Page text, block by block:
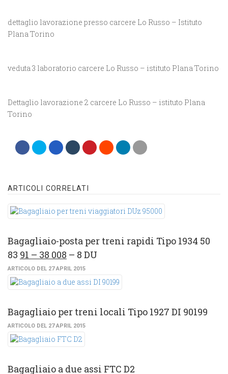
dettaglio lavorazione presso carcere Lo Russo – Istituto
Plana Torino
veduta 3 laboratorio carcere Lo Russo – istituto Plana Torino
Dettaglio lavorazione 2 carcere Lo Russo – istituto Plana
Torino
ARTICOLI CORRELATI
Bagagliaio-posta per treni rapidi Tipo 1934 50
83 91 – 38 008 – 8 DU
ARTICOLO DEL 27 APRIL 2015
Bagagliaio per treni locali Tipo 1927 DI 90199
ARTICOLO DEL 27 APRIL 2015
Bagagliaio a due assi FTC D2